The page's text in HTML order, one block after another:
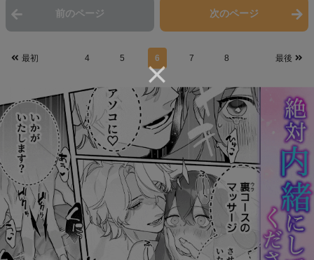
前のページ 次のページ
最初 4 5 6 7 8 最後